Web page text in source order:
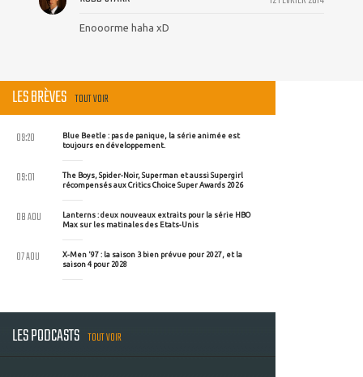
Enooorme haha xD
LES BRÈVES TOUT VOIR
Blue Beetle : pas de panique, la série animée est
toujours en développement.
09:20
The Boys, Spider-Noir, Superman et aussi Supergirl
récompensés aux Critics Choice Super Awards 2026
09:01
Lanterns : deux nouveaux extraits pour la série HBO
Max sur les matinales des Etats-Unis
08 AOU
X-Men '97 : la saison 3 bien prévue pour 2027, et la
saison 4 pour 2028
07 AOU
LES PODCASTS TOUT VOIR